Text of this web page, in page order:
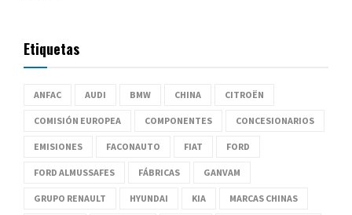
Etiquetas
ANFAC AUDI BMW CHINA CITROËN
COMISIÓN EUROPEA COMPONENTES CONCESIONARIOS
EMISIONES FACONAUTO FIAT FORD
FORD ALMUSSAFES FÁBRICAS GANVAM
GRUPO RENAULT HYUNDAI KIA MARCAS CHINAS